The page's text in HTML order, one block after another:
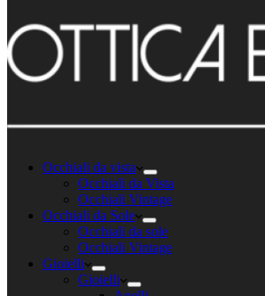
Occhiali da vista
Occhiali da Vista
Occhiali Vintage
Occhiali da Sole
Occhiali da sole
Occhiali Vintage
Gioielli
Gioielli